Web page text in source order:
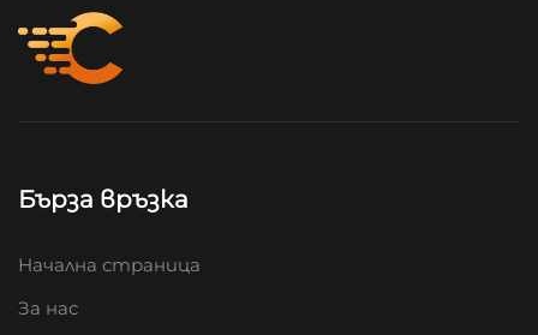
Бърза връзка
Начална страница
За нас